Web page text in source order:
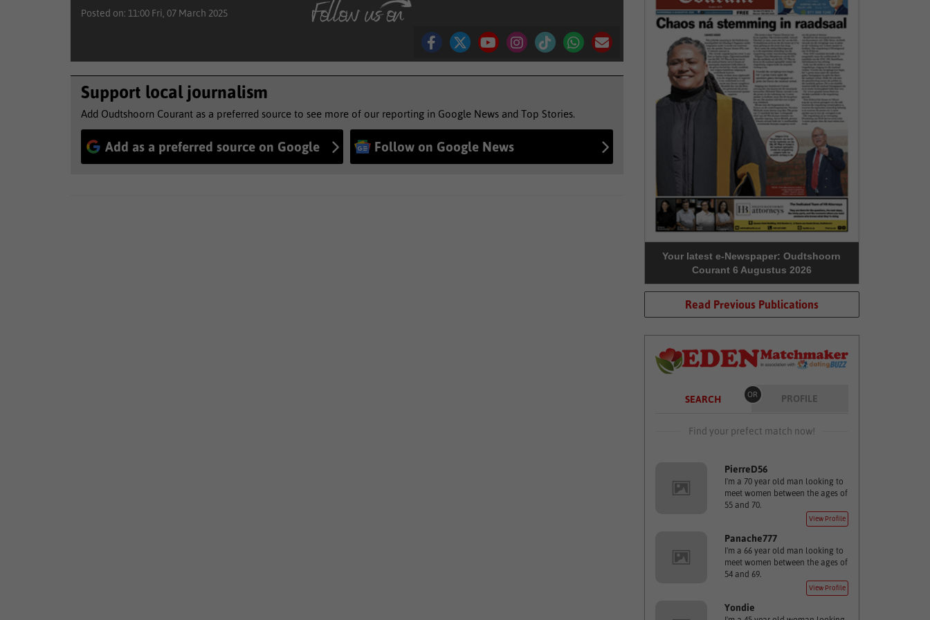
Posted on: 11:00 Fri, 07 March 2025
Support local journalism
Add Oudtshoorn Courant as a preferred source to see more of our reporting in Google News and Top Stories.
Add as a preferred source on Google Follow on Google News
Your latest e-Newspaper: Oudtshoorn
Courant 6 Augustus 2026
Read Previous Publications
SEARCH OR PROFILE
Find your prefect match now!
PierreD56
I'm a 70 year old man looking to
meet women between the ages of
55 and 70.
View Profile
Panache777
I'm a 66 year old man looking to
meet women between the ages of
54 and 69.
View Profile
Yondie